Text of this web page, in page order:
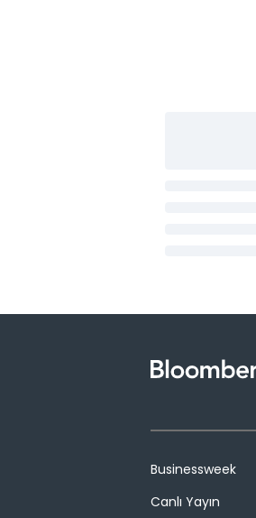
Businessweek
Canlı Yayın